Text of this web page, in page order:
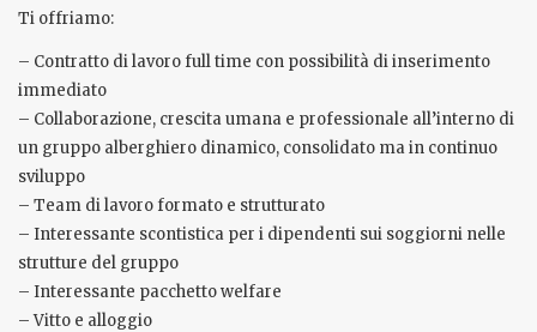
Ti offriamo:
– Contratto di lavoro full time con possibilità di inserimento
immediato
– Collaborazione, crescita umana e professionale all’interno di
un gruppo alberghiero dinamico, consolidato ma in continuo
sviluppo
– Team di lavoro formato e strutturato
– Interessante scontistica per i dipendenti sui soggiorni nelle
strutture del gruppo
– Interessante pacchetto welfare
– Vitto e alloggio